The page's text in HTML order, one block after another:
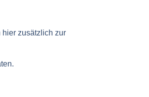
zusätzlich zur